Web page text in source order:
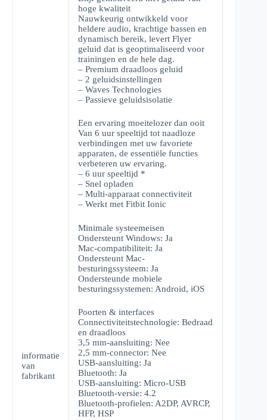
informatie
van
fabrikant
hoge kwaliteit
Nauwkeurig ontwikkeld voor
heldere audio, krachtige bassen en
dynamisch bereik, levert Flyer
geluid dat is geoptimaliseerd voor
trainingen en de hele dag.
– Premium draadloos geluid
– 2 geluidsinstellingen
– Waves Technologies
– Passieve geluidsisolatie
Een ervaring moeitelozer dan ooit
Van 6 uur speeltijd tot naadloze
verbindingen met uw favoriete
apparaten, de essentiële functies
verbeteren uw ervaring.
– 6 uur speeltijd *
– Snel opladen
– Multi-apparaat connectiviteit
– Werkt met Fitbit Ionic
Minimale systeemeisen
Ondersteunt Windows: Ja
Mac-compatibiliteit: Ja
Ondersteunt Mac-
besturingssysteem: Ja
Ondersteunde mobiele
besturingssystemen: Android, iOS
Poorten & interfaces
Connectiviteitstechnologie: Bedraad
en draadloos
3,5 mm-aansluiting: Nee
2,5 mm-connector: Nee
USB-aansluiting: Ja
Bluetooth: Ja
USB-aansluiting: Micro-USB
Bluetooth-versie: 4.2
Bluetooth-profielen: A2DP, AVRCP,
HFP, HSP